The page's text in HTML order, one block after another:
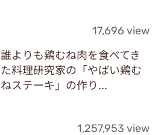
17,696 view
誰よりも鶏むね肉を食べてき
た料理研究家の「やばい鶏む
ねステーキ」の作り...
1,257,953 view